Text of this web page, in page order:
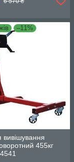
–11%
455кг